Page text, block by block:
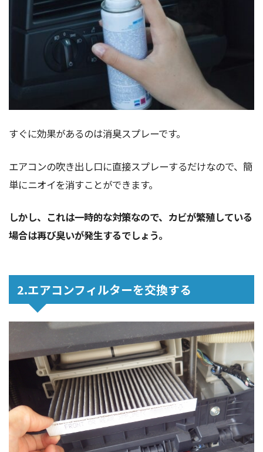
すぐに効果があるのは消臭スプレーです。
エアコンの吹き出し口に直接スプレーするだけなので、簡
単にニオイを消すことができます。
しかし、これは一時的な対策なので、カビが繁殖している
場合は再び臭いが発生するでしょう。
2.エアコンフィルターを交換する